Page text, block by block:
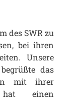
des SWR zu
bei ihren
Unsere
das
mit ihrer
einen